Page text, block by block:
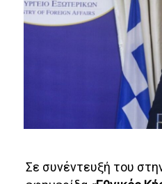
Σε συνέντευξή του